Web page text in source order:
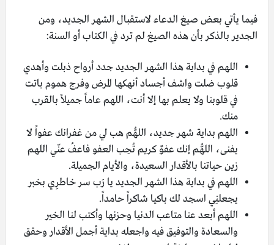
فيما يأتي بعض صيغ الدعاء لاستقبال الشهر الجديد، ومن
الجدير بالذكر بأن هذه الصيغ لم ترد في الكتاب أو السنة:
اللهم في بداية هذا الشهر الجديد جدد أرواح ذبلت وأهدي
قلوب ضلت واشف أجساد أنهكها المرض وفرج هموم باتت
في قلوبنا ولا يعلم بها إلا أنت، اللهم عاماً جميلاً بالقرب
منك.
اللهم بداية شهر جديد، اللهُّم هب لي من غفرانك عفواً لا
يفنى، اللهُّم إنك عفوٌ كريم تُحِب العفو فاعفُ عنّي اللهم
زين حياتنا بالأقدار السعيدة، والأيام الجميلة.
اللهم في بداية هذا الشهر الجديد يـا رَب سر خاطرِي بخبر
يجعلنِي اسجد لك باكيا شاكراً حامداً.
اللهم أبعد عنا متاعب الدنيا وحزنها وأكتب لنا الخير
والسعادة والتوفيق فيه واجعله بداية أجمل الأقدار وحقق